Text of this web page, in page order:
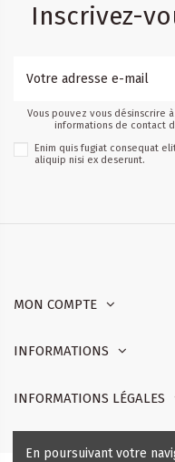
Inscrivez-
Vous pouvez vous désinscrire
informations de contact
Enim quis fugiat consequat
aliquip nisi ex deserunt.
MON COMPTE
INFORMATIONS
INFORMATIONS LÉGALES
Nous contacter
En poursuivant votre